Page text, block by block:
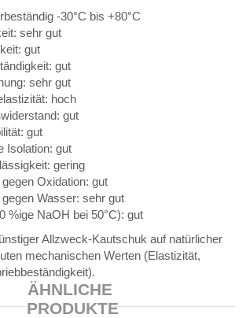
-30°C bis +80°C
sehr gut
gut
gut
sehr gut
hoch
gut
gut
Isolation: gut
gering
Oxidation: gut
Wasser: sehr gut
%ige NaOH bei 50°C): gut
Allzweck-Kautschuk auf natürlicher
mechanischen Werten (Elastizität,
ÄHNLICHE
PRODUKTE